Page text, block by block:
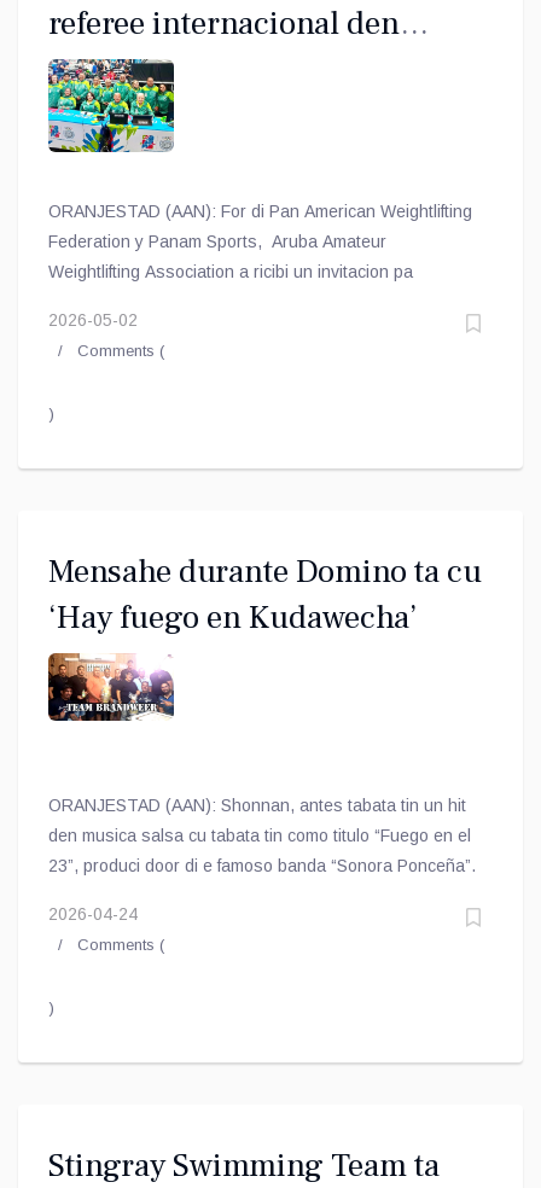
referee internacional den
Weganan Panama 2026
ORANJESTAD (AAN): For di Pan American Weightlifting
Federation y Panam Sports, Aruba Amateur
Weightlifting Association a ricibi un invitacion pa
2026-05-02
Comments (
)
Mensahe durante Domino ta cu
‘Hay fuego en Kudawecha’
ORANJESTAD (AAN): Shonnan, antes tabata tin un hit
den musica salsa cu tabata tin como titulo “Fuego en el
23”, produci door di e famoso banda “Sonora Ponceña”.
2026-04-24
Comments (
)
Stingray Swimming Team ta